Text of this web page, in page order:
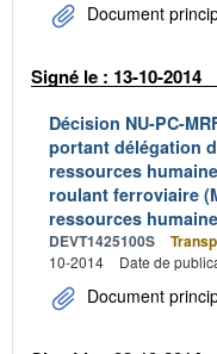
Document
Signé le : 13-10-2014
Décision NU-PC-
portant délégation
ressources
roulant ferroviaire
ressources
DEVT1425100S
10-2014
Date de
Document